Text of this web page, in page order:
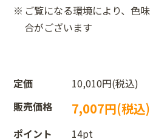
ご覧になる環境により、色
合がございます
定価
10,010円(税込)
販売価格
7,007円(税込)
ポイント
14pt